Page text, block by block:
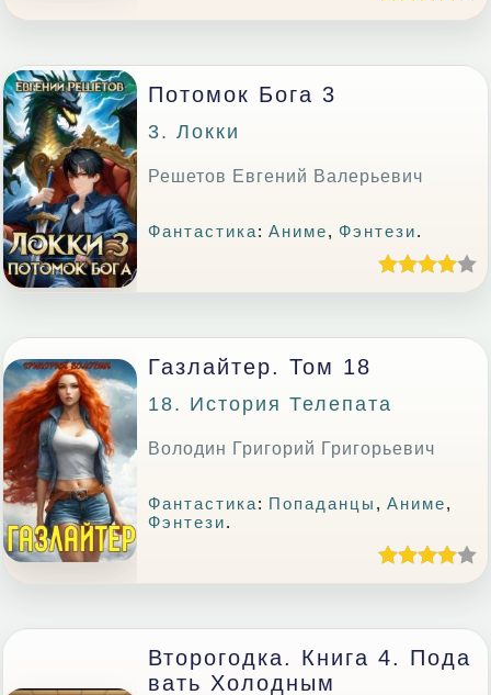
Потомок Бога 3
3. Локки
Решетов Евгений Валерьевич
Фантастика:Аниме, Фэнтези.
Газлайтер. Том 18
18. История Телепата
Володин Григорий Григорьевич
Фантастика: Попаданцы ,Аниме,
Фэнтези.
Второгодка. Книга 4. Пода
Вать Холодным